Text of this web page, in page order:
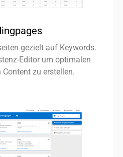
gezielt auf Keywords.
Editor um optimalen
zu erstellen.